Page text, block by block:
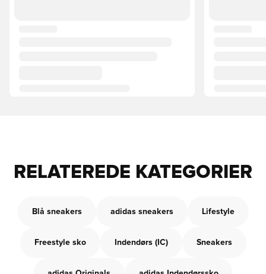
RELATEREDE KATEGORIER
Blå sneakers adidas sneakers Lifestyle
Freestyle sko Indendørs (IC) Sneakers